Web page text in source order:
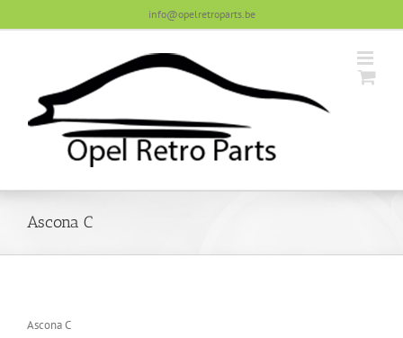
info@opelretroparts.be
Ascona C
Ascona C